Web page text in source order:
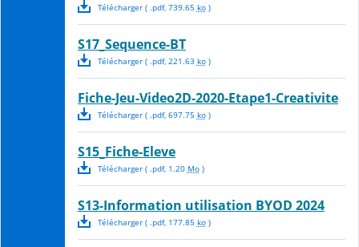
Télécharger( .pdf, 739.65 ko)
S17_Sequence-BT
Télécharger( .pdf, 221.63 ko)
Fiche-Jeu-Video2D-2020-Etape1-Creativite
Télécharger( .pdf, 697.75 ko)
S15_Fiche-Eleve
Télécharger( .pdf, 1.20 Mo)
S13-Information utilisation BYOD 2024
Télécharger( .pdf, 177.85 ko)